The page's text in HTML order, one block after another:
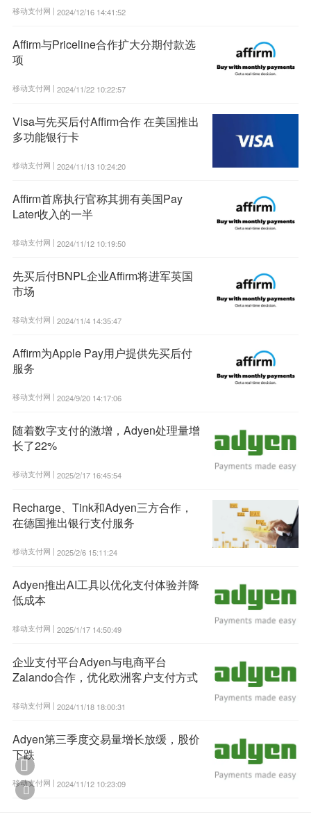
移动支付网 | 2024/12/16 14:41:52
Affirm与Priceline合作扩大分期付款选
项
移动支付网 | 2024/11/22 10:22:57
Visa与先买后付Affirm合作 在美国推出
多功能银行卡
移动支付网 | 2024/11/13 10:24:20
Affirm首席执行官称其拥有美国Pay
Later收入的一半
移动支付网 | 2024/11/12 10:19:50
先买后付BNPL企业Affirm将进军英国
市场
移动支付网 | 2024/11/4 14:35:47
Affirm为Apple Pay用户提供先买后付
服务
移动支付网 | 2024/9/20 14:17:06
随着数字支付的激增，Adyen处理量增
长了22%
移动支付网 | 2025/2/17 16:45:54
Recharge、Tink和Adyen三方合作，
在德国推出银行支付服务
移动支付网 | 2025/2/6 15:11:24
Adyen推出AI工具以优化支付体验并降
低成本
移动支付网 | 2025/1/17 14:50:49
企业支付平台Adyen与电商平台
Zalando合作，优化欧洲客户支付方式
移动支付网 | 2024/11/18 18:00:31
Adyen第三季度交易量增长放缓，股价
下跌
移动支付网 | 2024/11/12 10:23:09

